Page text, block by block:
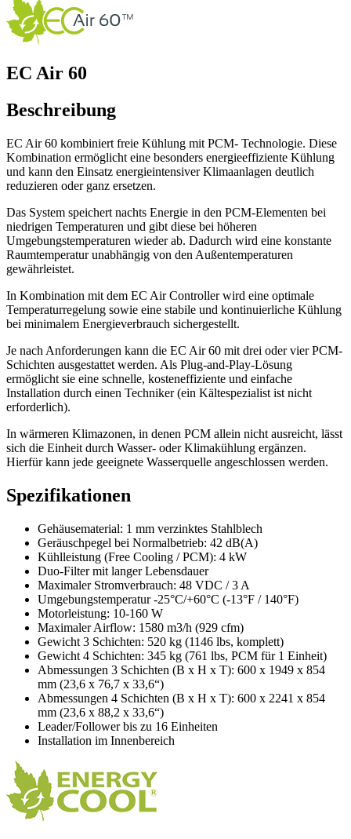
EC Air 60
Beschreibung
EC Air 60 kombiniert freie Kühlung mit PCM- Technologie. Diese
Kombination ermöglicht eine besonders energieeffiziente Kühlung
und kann den Einsatz energieintensiver Klimaanlagen deutlich
reduzieren oder ganz ersetzen.
Das System speichert nachts Energie in den PCM-Elementen bei
niedrigen Temperaturen und gibt diese bei höheren
Umgebungstemperaturen wieder ab. Dadurch wird eine konstante
Raumtemperatur unabhängig von den Außentemperaturen
gewährleistet.
In Kombination mit dem EC Air Controller wird eine optimale
Temperaturregelung sowie eine stabile und kontinuierliche Kühlung
bei minimalem Energieverbrauch sichergestellt.
Je nach Anforderungen kann die EC Air 60 mit drei oder vier PCM-
Schichten ausgestattet werden. Als Plug-and-Play-Lösung
ermöglicht sie eine schnelle, kosteneffiziente und einfache
Installation durch einen Techniker (ein Kältespezialist ist nicht
erforderlich).
In wärmeren Klimazonen, in denen PCM allein nicht ausreicht, lässt
sich die Einheit durch Wasser- oder Klimakühlung ergänzen.
Hierfür kann jede geeignete Wasserquelle angeschlossen werden.
Spezifikationen
Gehäusematerial: 1 mm verzinktes Stahlblech
Geräuschpegel bei Normalbetrieb: 42 dB(A)
Kühlleistung (Free Cooling / PCM): 4 kW
Duo-Filter mit langer Lebensdauer
Maximaler Stromverbrauch: 48 VDC / 3 A
Umgebungstemperatur -25°C/+60°C (-13°F / 140°F)
Motorleistung: 10-160 W
Maximaler Airflow: 1580 m3/h (929 cfm)
Gewicht 3 Schichten: 520 kg (1146 lbs, komplett)
Gewicht 4 Schichten: 345 kg (761 lbs, PCM für 1 Einheit)
Abmessungen 3 Schichten (B x H x T): 600 x 1949 x 854
mm (23,6 x 76,7 x 33,6“)
Abmessungen 4 Schichten (B x H x T): 600 x 2241 x 854
mm (23,6 x 88,2 x 33,6“)
Leader/Follower bis zu 16 Einheiten
Installation im Innenbereich